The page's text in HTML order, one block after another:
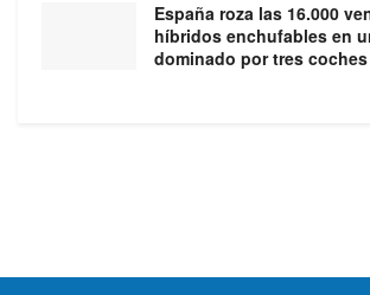
España roza las 16.000
híbridos enchufables en
dominado por tres